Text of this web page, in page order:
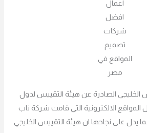
الخليجي الصادرة عن هيئة التقييس لدول
الالكترونية التي قامت شركة ناب
يدل على نجاحها ان هيئة التقييس الخليجي